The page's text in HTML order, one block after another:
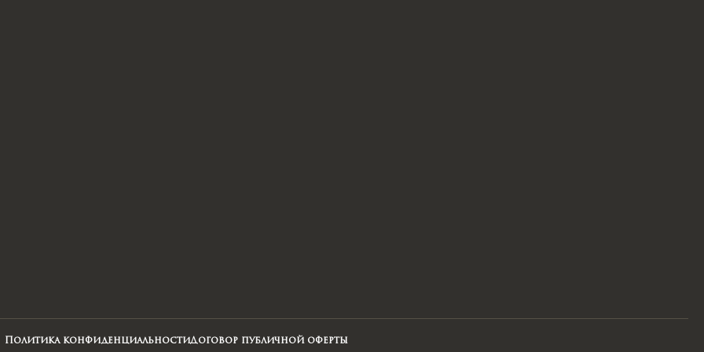
Политика конфиденциальностиДоговор публичной оферты